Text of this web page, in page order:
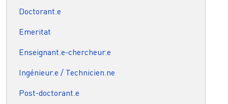
Doctorant.e
Emeritat
Enseignant.e-chercheur.e
Ingénieur.e / Technicien.ne
Post-doctorant.e